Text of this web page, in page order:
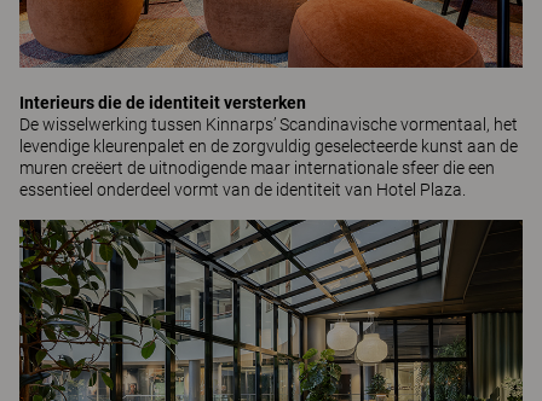
Interieurs die de identiteit versterken
De wisselwerking tussen Kinnarps’ Scandinavische vormentaal, het
levendige kleurenpalet en de zorgvuldig geselecteerde kunst aan de
muren creëert de uitnodigende maar internationale sfeer die een
essentieel onderdeel vormt van de identiteit van Hotel Plaza.